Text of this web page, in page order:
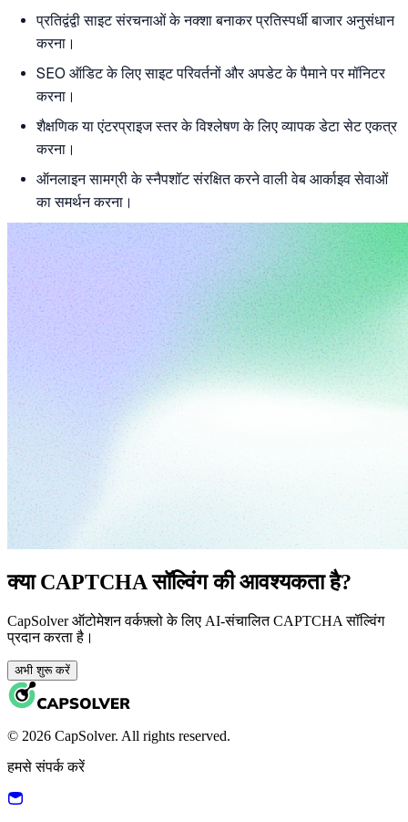
प्रतिद्वंद्वी साइट संरचनाओं के नक्शा बनाकर प्रतिस्पर्धी बाजार अनुसंधान
करना।
SEO ऑडिट के लिए साइट परिवर्तनों और अपडेट के पैमाने पर मॉनिटर
करना।
शैक्षणिक या एंटरप्राइज स्तर के विश्लेषण के लिए व्यापक डेटा सेट एकत्र
करना।
ऑनलाइन सामग्री के स्नैपशॉट संरक्षित करने वाली वेब आर्काइव सेवाओं
का समर्थन करना।
क्या CAPTCHA सॉल्विंग की आवश्यकता है?
CapSolver ऑटोमेशन वर्कफ़्लो के लिए AI-संचालित CAPTCHA सॉल्विंग
प्रदान करता है।
अभी शुरू करें
© 2026 CapSolver. All rights reserved.
हमसे संपर्क करें